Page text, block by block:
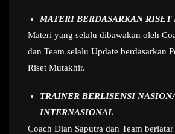
MATERI BERDASARKAN
Materi yang selalu dibawakan oleh
dan Team selalu Update berdasarkan
Riset Mutakhir.
TRAINER BERLISENSI
INTERNASIONAL
Coach Dian Saputra dan Team